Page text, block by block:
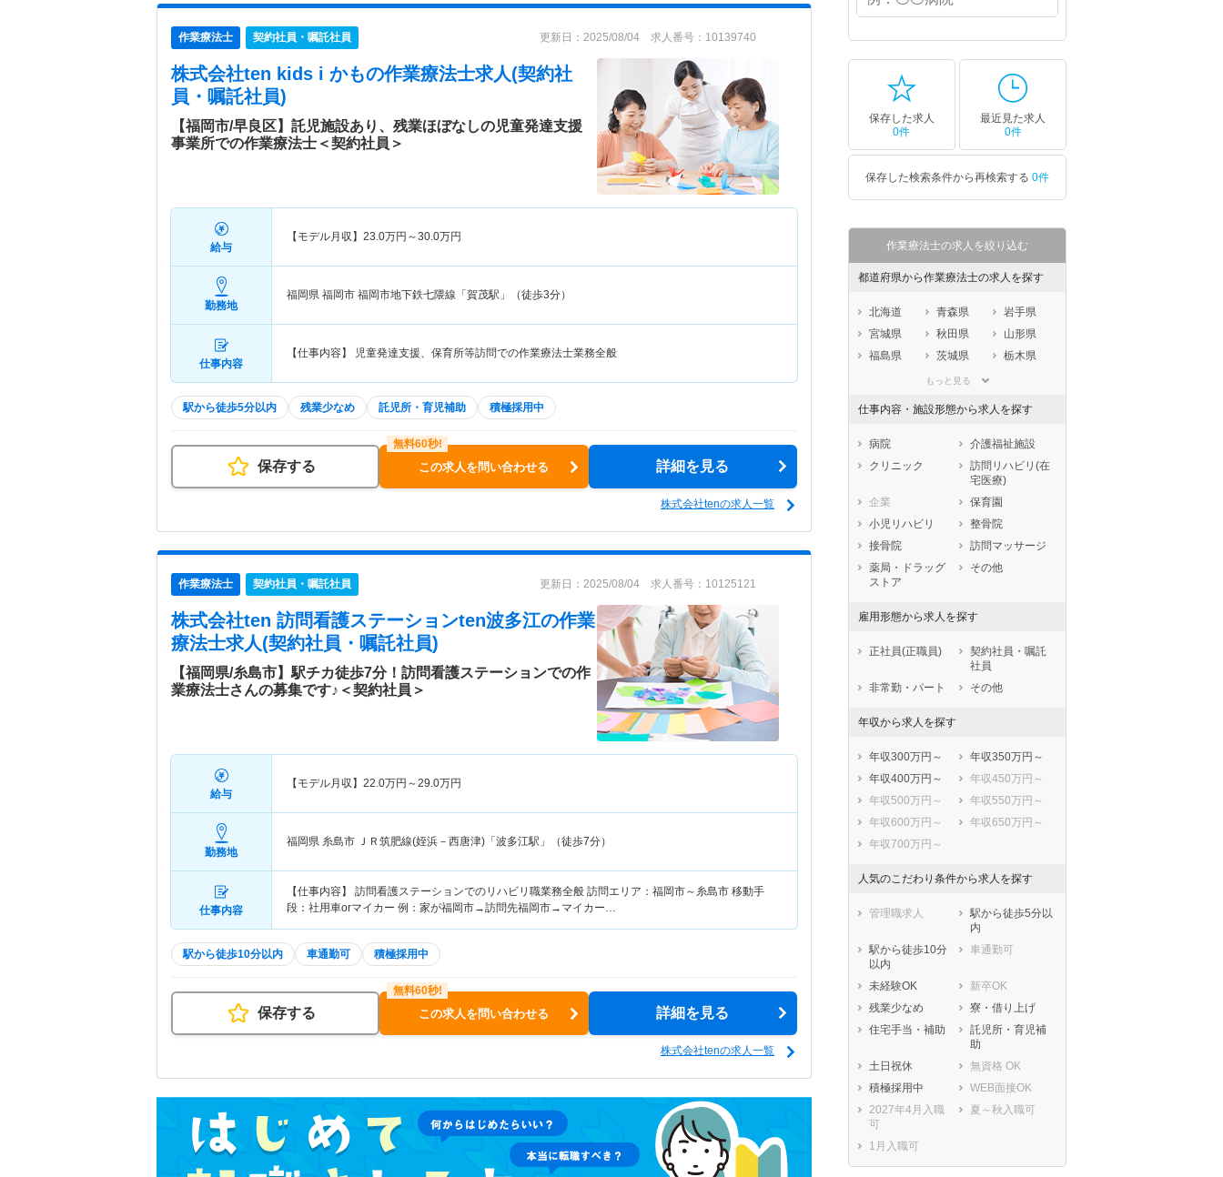
作業療法士 契約社員・嘱託社員 更新日：2025/08/04 求人番号：10139740
株式会社ten kids i かもの作業療法士求人(契約社
員・嘱託社員)
【福岡市/早良区】託児施設あり、残業ほぼなしの児童発達支援
事業所での作業療法士＜契約社員＞
給与
【モデル月収】 23.0万円～30.0万円
勤務地
福岡県 福岡市 福岡市地下鉄七隈線「賀茂駅」（徒歩3分）
仕事内容
【仕事内容】 児童発達支援、保育所等訪問での作業療法士業務全般
駅から徒歩5分以内 残業少なめ 託児所・育児補助 積極採用中
保存する この求人を問い合わせる 詳細を見る
株式会社tenの求人一覧
作業療法士 契約社員・嘱託社員 更新日：2025/08/04 求人番号：10125121
株式会社ten 訪問看護ステーションten波多江の作業
療法士求人(契約社員・嘱託社員)
【福岡県/糸島市】駅チカ徒歩7分！訪問看護ステーションでの作
業療法士さんの募集です♪＜契約社員＞
給与
【モデル月収】 22.0万円～29.0万円
勤務地
福岡県 糸島市 ＪＲ筑肥線(姪浜－西唐津)「波多江駅」（徒歩7分）
仕事内容
【仕事内容】 訪問看護ステーションでのリハビリ職業務全般 訪問エリア：福岡市～糸島市 移動手
段：社用車orマイカー 例：家が福岡市→訪問先福岡市→マイカー…
駅から徒歩10分以内 車通勤可 積極採用中
保存する この求人を問い合わせる 詳細を見る
株式会社tenの求人一覧
保存した求人
0件
最近見た求人
0件
保存した検索条件から再検索する 0件
作業療法士の求人を絞り込む
都道府県から作業療法士の求人を探す
北海道 青森県
岩手県
宮城県
秋田県
山形県
福島県
茨城県
栃木県
埼玉県
石川県
福井県
岐阜県
静岡県
愛知県
三重県
大阪府
兵庫県
奈良県
鳥取県
島根県
広島県
山口県
徳島県
香川県
愛媛県
熊本県
大分県
もっと見る
仕事内容・施設形態から求人を探す
病院
介護福祉施設
クリニック
訪問リハビリ(在
宅医療)
企業
保育園
小児リハビリ
整骨院
接骨院
訪問マッサージ
薬局・ドラッグ
ストア
その他
雇用形態から求人を探す
正社員(正職員)
契約社員・嘱託
社員
非常勤・パート
その他
年収から求人を探す
年収300万円～
年収350万円～
年収400万円～
年収450万円～
年収500万円～
年収550万円～
年収600万円～
年収650万円～
年収700万円～
人気のこだわり条件から求人を探す
管理職求人
駅から徒歩5分以
内
駅から徒歩10分
以内
車通勤可
未経験OK
新卒OK
残業少なめ
寮・借り上げ
住宅手当・補助
託児所・育児補
助
土日祝休
無資格 OK
積極採用中
WEB面接OK
2027年4月入職
可
夏～秋入職可
1月入職可